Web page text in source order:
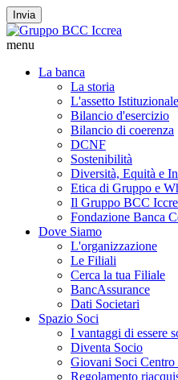
Invia
menu
La banca
La storia
L'assetto Istituzionale
Bilancio d'esercizio
Bilancio di coerenza
DCNF
Sostenibilità
Diversità, Equità e
Etica di Gruppo e
Il Gruppo BCC
Fondazione Banca
Dove Siamo
L'organizzazione
Le Filiali
Cerca la tua Filiale
BancAssurance
Dati Societari
Spazio Soci
I vantaggi di essere
Diventa Socio
Giovani Soci Centro
Regolamento